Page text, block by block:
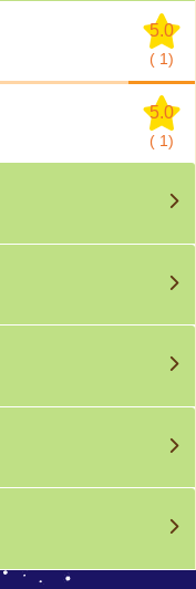
5.0
( 1)
5.0
( 1)